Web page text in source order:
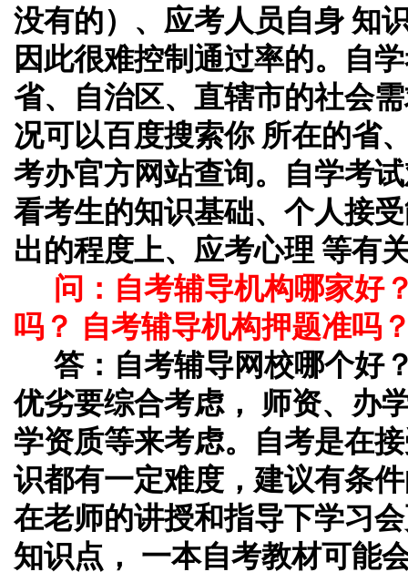
没有的）、应考人员自身 知
因此很难控制通过率的。自
省、自治区、直辖市的社会
况可以百度搜索你 所在的省
考办官方网站查询。自学考
看考生的知识基础、个人接
出的程度上、应考心理 等有
问：自考辅导机构哪家好
吗？ 自考辅导机构押题准吗
答：自考辅导网校哪个好
优劣要综合考虑， 师资、办
学资质等来考虑。自考是在
识都有一定难度，建议有条
在老师的讲授和指导下学习
知识点， 一本自考教材可能